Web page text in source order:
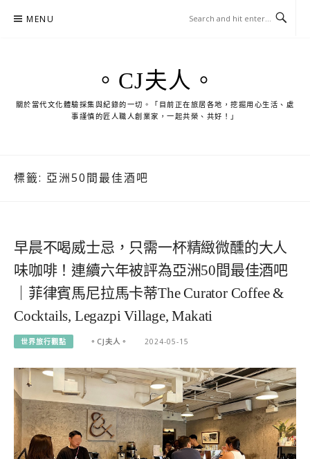
MENU
。CJ夫人。
關於當代文化體驗採集與紀錄的一切。「目前正在旅居各地，挖掘用心生活、處
事謹慎的匠人職人創業家，一起共榮、共好！」
標籤: 亞洲50間最佳酒吧
早晨不喝威士忌，只需一杯精緻微醺的大人
味咖啡！連續六年被評為亞洲50間最佳酒吧
｜菲律賓馬尼拉馬卡蒂The Curator Coffee &
Cocktails, Legazpi Village, Makati
世界旅行觀點 。CJ夫人。 2024-05-15